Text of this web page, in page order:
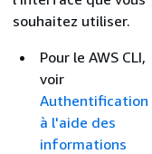
souhaitez utiliser.
Pour le AWS CLI,
voir
Authentification
à l'aide des
informations